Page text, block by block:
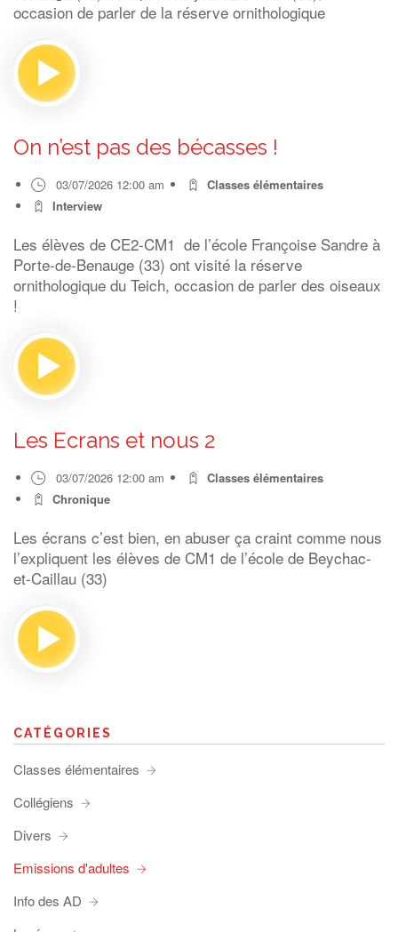
occasion de parler de la réserve ornithologique
On n’est pas des bécasses !
03/07/2026 12:00 am
Classes élémentaires
Interview
Les élèves de CE2-CM1 de l’école Françoise Sandre à
Porte-de-Benauge (33) ont visité la réserve
ornithologique du Teich, occasion de parler des oiseaux
!
Les Ecrans et nous 2
03/07/2026 12:00 am
Classes élémentaires
Chronique
Les écrans c’est bien, en abuser ça craint comme nous
l’expliquent les élèves de CM1 de l’école de Beychac-
et-Caillau (33)
CATÉGORIES
Classes élémentaires
Collégiens
Divers
Emissions d'adultes
Info des AD